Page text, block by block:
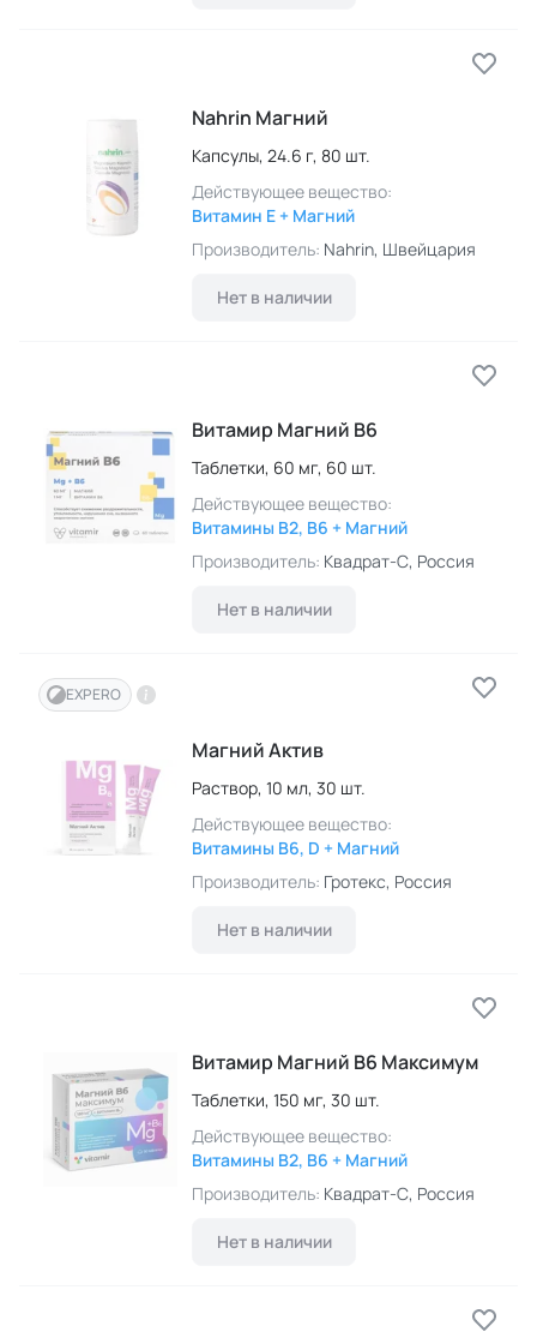
Nahrin Магний
Капсулы, 24.6 г, 80 шт.
Действующее вещество:
Витамин E + Магний
Производитель: Nahrin, Швейцария
Нет в наличии
Витамир Магний B6
Таблетки, 60 мг, 60 шт.
Действующее вещество:
Витамины B2, B6 + Магний
Производитель: Квадрат-С, Россия
Нет в наличии
EXPERO
Магний Актив
Раствор, 10 мл, 30 шт.
Действующее вещество:
Витамины B6, D + Магний
Производитель: Гротекс, Россия
Нет в наличии
Витамир Магний B6 Максимум
Таблетки, 150 мг, 30 шт.
Действующее вещество:
Витамины B2, B6 + Магний
Производитель: Квадрат-С, Россия
Нет в наличии